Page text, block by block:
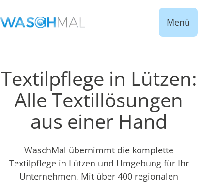
Menü
Textilpflege in Lützen:
Alle Textillösungen
aus einer Hand
WaschMal übernimmt die komplette
Textilpflege in Lützen und Umgebung für Ihr
Unternehmen. Mit über 400 regionalen